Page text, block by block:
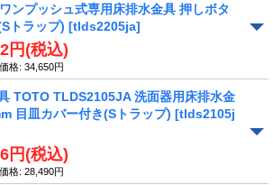
ンプッシュ式専用床排水金具 押しボタ
トラップ) [tlds2205ja]
円(税込)
格: 34,650円
TOTO TLDS2105JA 洗面器用床排水金
目皿カバー付き(Sトラップ) [tlds2105j
円(税込)
格: 28,490円